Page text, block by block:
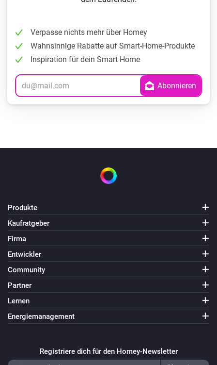
Verpasse nichts mehr über Homey
Wahnsinnige Rabatte auf Smart-Home-Produkte
Inspiration für dein Smart Home
Produkte
Kaufratgeber
Firma
Entwickler
Community
Partner
Lernen
Energiemanagement
Registriere dich für den Homey-Newsletter